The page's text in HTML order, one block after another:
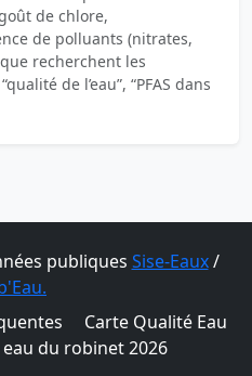
de chlore,
de polluants (nitrates,
que recherchent les
de l’eau”, “PFAS dans
publiques Sise-Eaux/
Carte Qualité Eau
du robinet 2026